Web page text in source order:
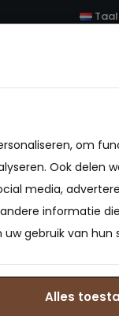
Taal
0 beoordeling(en)
Plein 40-45 B.V.
9502117562866
Op voorraad
om
Ook delen
media,
informatie
gebruik van hun
Alles